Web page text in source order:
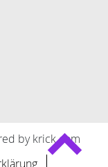
by krick.com